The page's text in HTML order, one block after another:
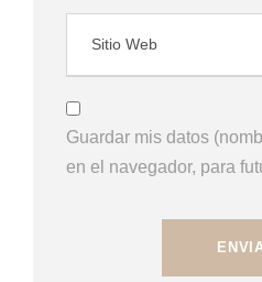
Guardar mis datos
en el navegador, para